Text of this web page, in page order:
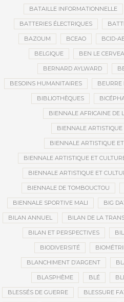
BATAILLE INFORMATIONNELLE
BATTERIES ÉLECTRIQUES
BAZOUM BCEAO BCID-
BELGIQUE BEN LE
BERNARD AYLWARD
BESOINS HUMANITAIRES BEURRE
BIBLIOTHÈQUES
BIENNALE AFRICAINE DE
BIENNALE ARTISTIQUE
BIENNALE ARTISTIQUE
BIENNALE ARTISTIQUE ET
BIENNALE ARTISTIQUE ET
BIENNALE DE TOMBOUCTOU
BIENNALE SPORTIVE MALI BIG
BILAN ANNUEL BILAN DE LA
BILAN ET PERSPECTIVES
BIODIVERSITÉ
BLANCHIMENT D’ARGENT
BLASPHÈME BLÉ
BLESSÉS DE GUERRE BLESSURE